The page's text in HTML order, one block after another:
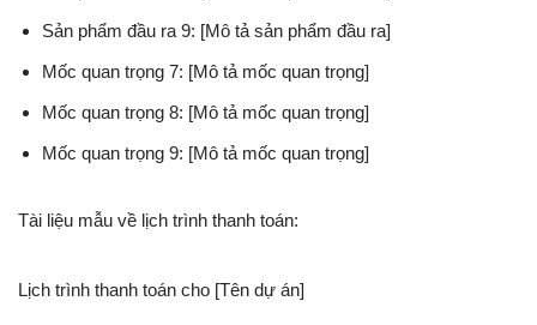
Sản phẩm đầu ra 9: [Mô tả sản phẩm đầu ra]
Mốc quan trọng 7: [Mô tả mốc quan trọng]
Mốc quan trọng 8: [Mô tả mốc quan trọng]
Mốc quan trọng 9: [Mô tả mốc quan trọng]
Tài liệu mẫu về lịch trình thanh toán:
Lịch trình thanh toán cho [Tên dự án]